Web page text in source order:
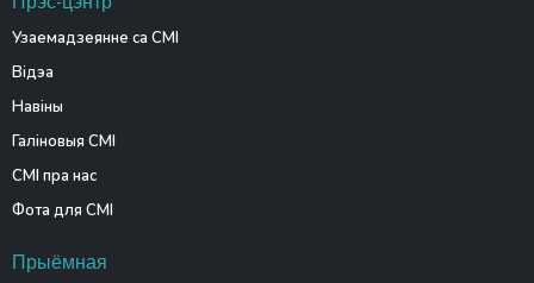
Узаемадзеянне са СМІ
Відэа
Навіны
Галіновыя СМІ
СМІ пра нас
Фота для СМІ
Прыёмная